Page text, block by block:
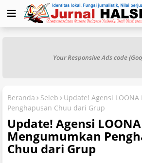
Your Responsive Ads code
Beranda Seleb
Update! Agensi
Penghapusan Chuu dari Grup
Update! Agensi LOONA
Mengumumkan
Chuu dari Grup